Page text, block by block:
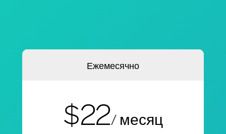
Ежемесячно
$22/ месяц